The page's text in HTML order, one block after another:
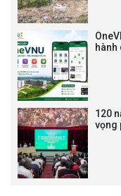
hành
120
vọng